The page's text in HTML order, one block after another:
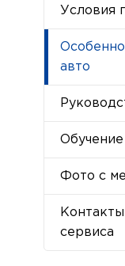
Условия
авто
Обучение
Фото с
сервиса